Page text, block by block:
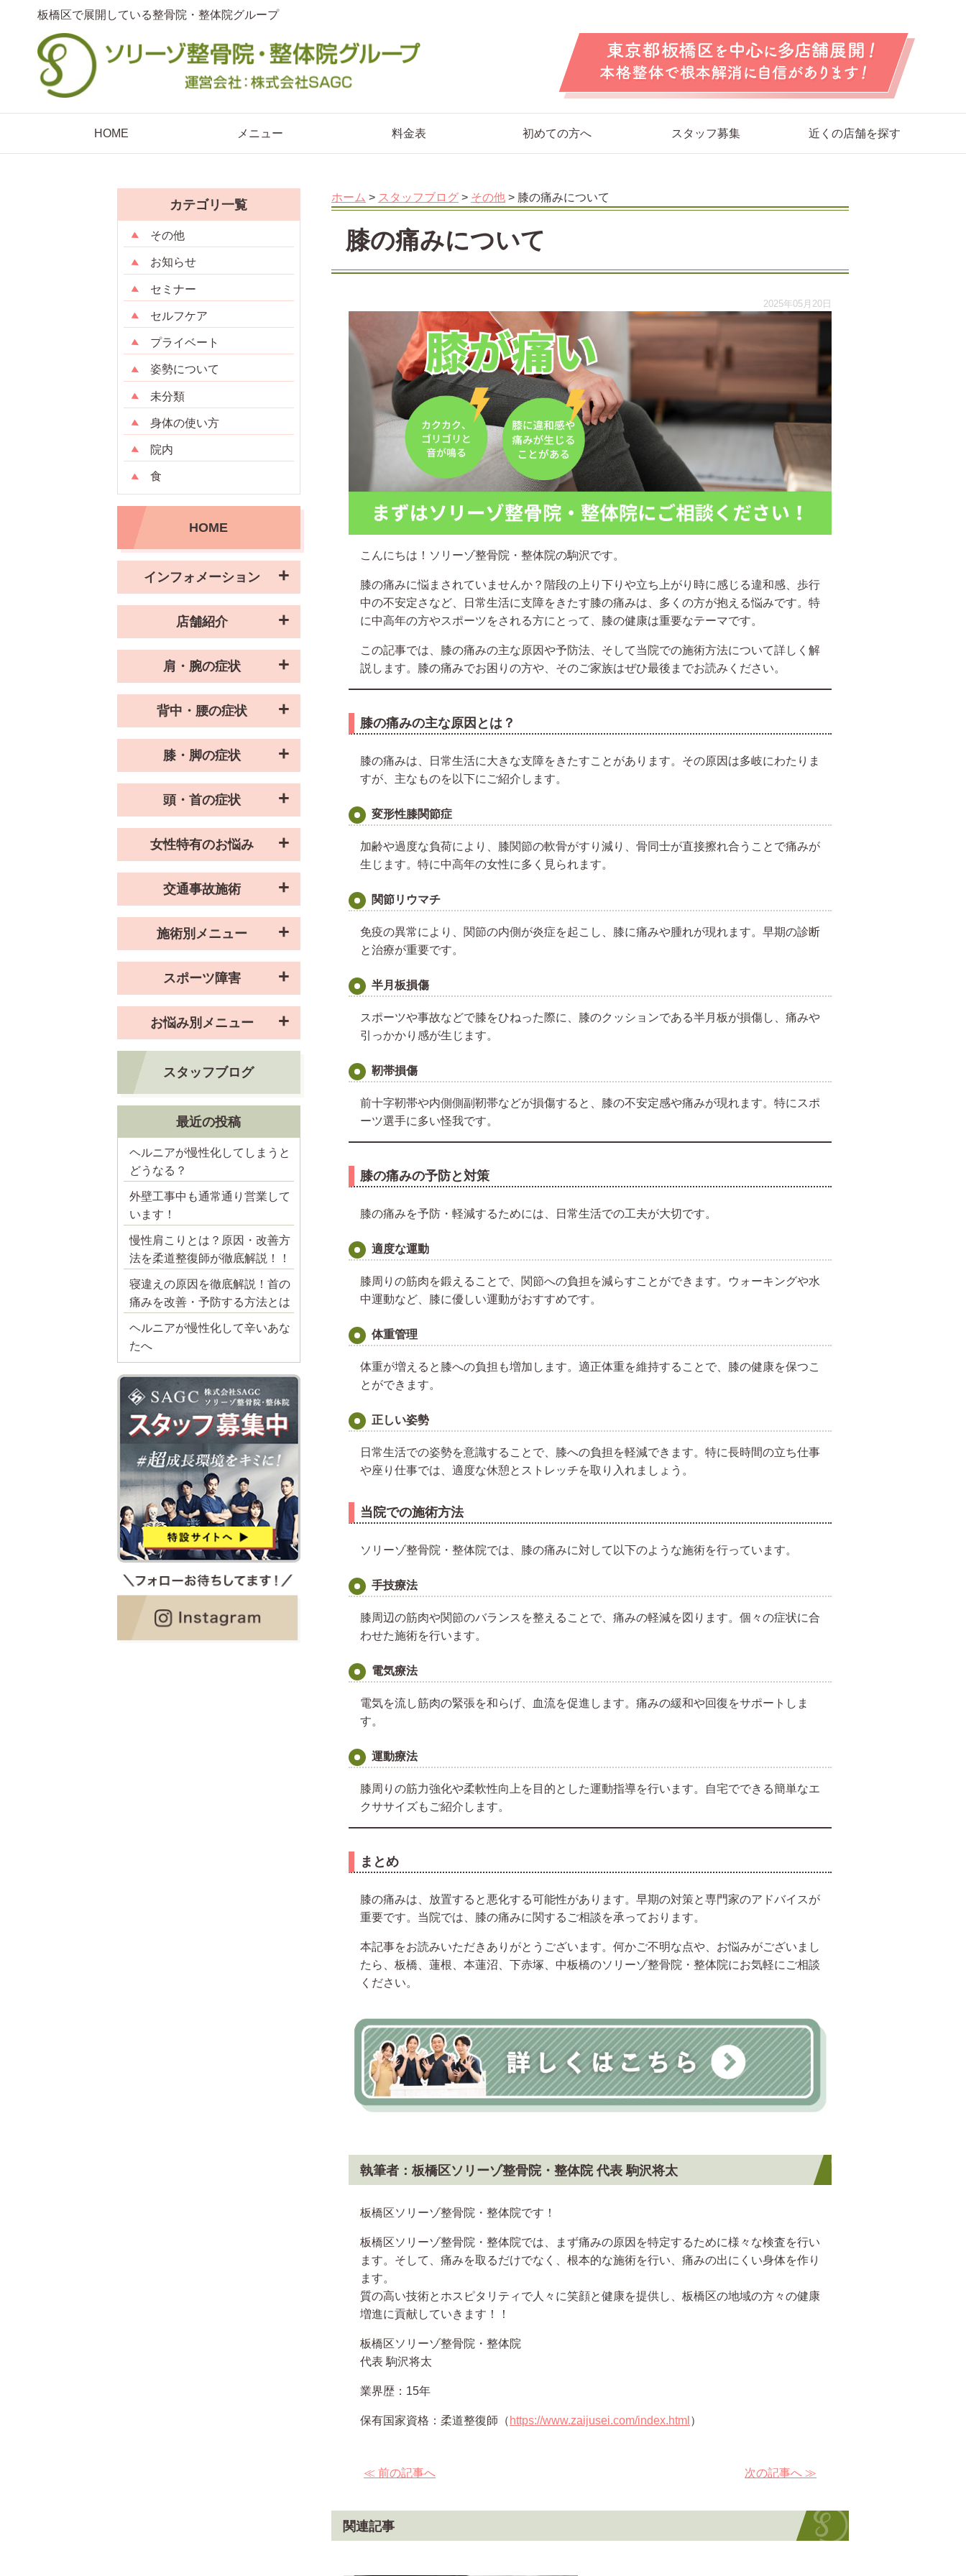
板橋区で展開している整骨院・整体院グループ
HOME メニュー 料金表 初めての方へ スタッフ募集 近くの店舗を探す
ホーム > スタッフブログ > その他 > 膝の痛みについて
膝の痛みについて
2025年05月20日
こんにちは！ソリーゾ整骨院・整体院の駒沢です。
膝の痛みに悩まされていませんか？階段の上り下りや立ち上がり時に感じる違和感、歩行
中の不安定さなど、日常生活に支障をきたす膝の痛みは、多くの方が抱える悩みです。特
に中高年の方やスポーツをされる方にとって、膝の健康は重要なテーマです。
この記事では、膝の痛みの主な原因や予防法、そして当院での施術方法について詳しく解
説します。膝の痛みでお困りの方や、そのご家族はぜひ最後までお読みください。
膝の痛みの主な原因とは？
膝の痛みは、日常生活に大きな支障をきたすことがあります。その原因は多岐にわたりま
すが、主なものを以下にご紹介します。
変形性膝関節症
加齢や過度な負荷により、膝関節の軟骨がすり減り、骨同士が直接擦れ合うことで痛みが
生じます。特に中高年の女性に多く見られます。
関節リウマチ
免疫の異常により、関節の内側が炎症を起こし、膝に痛みや腫れが現れます。早期の診断
と治療が重要です。
半月板損傷
スポーツや事故などで膝をひねった際に、膝のクッションである半月板が損傷し、痛みや
引っかかり感が生じます。
靭帯損傷
前十字靭帯や内側側副靭帯などが損傷すると、膝の不安定感や痛みが現れます。特にスポ
ーツ選手に多い怪我です。
膝の痛みの予防と対策
膝の痛みを予防・軽減するためには、日常生活での工夫が大切です。
適度な運動
膝周りの筋肉を鍛えることで、関節への負担を減らすことができます。ウォーキングや水
中運動など、膝に優しい運動がおすすめです。
体重管理
体重が増えると膝への負担も増加します。適正体重を維持することで、膝の健康を保つこ
とができます。
正しい姿勢
日常生活での姿勢を意識することで、膝への負担を軽減できます。特に長時間の立ち仕事
や座り仕事では、適度な休憩とストレッチを取り入れましょう。
当院での施術方法
ソリーゾ整骨院・整体院では、膝の痛みに対して以下のような施術を行っています。
手技療法
膝周辺の筋肉や関節のバランスを整えることで、痛みの軽減を図ります。個々の症状に合
わせた施術を行います。
電気療法
電気を流し筋肉の緊張を和らげ、血流を促進します。痛みの緩和や回復をサポートしま
す。
運動療法
膝周りの筋力強化や柔軟性向上を目的とした運動指導を行います。自宅でできる簡単なエ
クササイズもご紹介します。
まとめ
膝の痛みは、放置すると悪化する可能性があります。早期の対策と専門家のアドバイスが
重要です。当院では、膝の痛みに関するご相談を承っております。
本記事をお読みいただきありがとうございます。何かご不明な点や、お悩みがございまし
たら、板橋、蓮根、本蓮沼、下赤塚、中板橋のソリーゾ整骨院・整体院にお気軽にご相談
ください。
執筆者：板橋区ソリーゾ整骨院・整体院 代表 駒沢将太
板橋区ソリーゾ整骨院・整体院です！
板橋区ソリーゾ整骨院・整体院では、まず痛みの原因を特定するために様々な検査を行い
ます。そして、痛みを取るだけでなく、根本的な施術を行い、痛みの出にくい身体を作り
ます。
質の高い技術とホスピタリティで人々に笑顔と健康を提供し、板橋区の地域の方々の健康
増進に貢献していきます！！
板橋区ソリーゾ整骨院・整体院
代表 駒沢将太
業界歴：15年
保有国家資格：柔道整復師（ https://www.zaijusei.com/index.html ）
≪ 前の記事へ 次の記事へ ≫
関連記事
カテゴリ一覧
その他
お知らせ
セミナー
セルフケア
プライベート
姿勢について
未分類
身体の使い方
院内
食
HOME
インフォメーション
店舗紹介
肩・腕の症状
背中・腰の症状
膝・脚の症状
頭・首の症状
女性特有のお悩み
交通事故施術
施術別メニュー
スポーツ障害
お悩み別メニュー
スタッフブログ
最近の投稿
ヘルニアが慢性化してしまうと
どうなる？
外壁工事中も通常通り営業して
います！
慢性肩こりとは？原因・改善方
法を柔道整復師が徹底解説！！
寝違えの原因を徹底解説！首の
痛みを改善・予防する方法とは
ヘルニアが慢性化して辛いあな
たへ